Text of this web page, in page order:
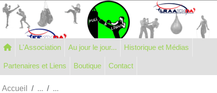
L'Association Au jour le jour... Historique et Médias
Partenaires et Liens Boutique Contact
Accueil
Panneau de gestion des cookies